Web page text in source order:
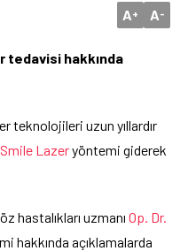
A+ A-
tedavisi hakkında
teknolojileri uzun yıllardır
Smile Lazeryöntemi giderek
hastalıkları uzmanı Op. Dr.
hakkında açıklamalarda